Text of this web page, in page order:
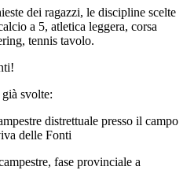
dei ragazzi, le discipline scelte
a 5, atletica leggera, corsa
tennis tavolo.
svolte:
distrettuale presso il campo
delle Fonti
fase provinciale a